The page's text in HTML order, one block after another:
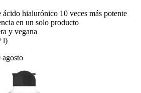
hialurónico 10 veces más potente
en un solo producto
y vegana
l)
agosto